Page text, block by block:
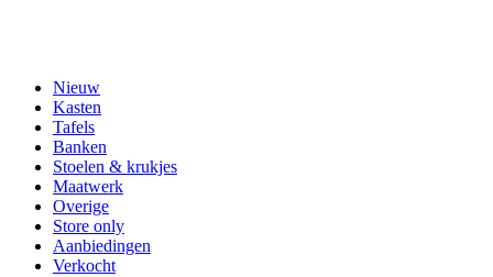
Nieuw
Kasten
Tafels
Banken
Stoelen & krukjes
Maatwerk
Overige
Store only
Aanbiedingen
Verkocht